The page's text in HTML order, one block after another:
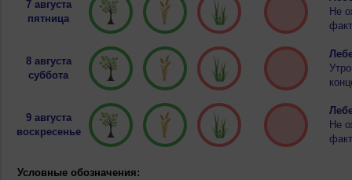
7 августа
пятница
Не
8 августа
суббота
9 августа
воскресенье
Не
Условные обозначения: